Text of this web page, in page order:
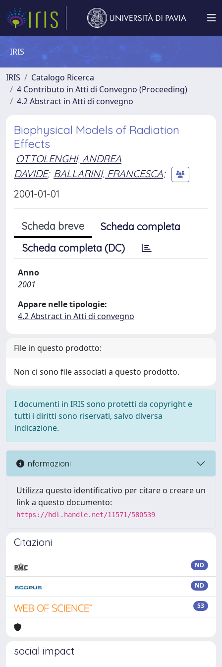
IRIS
IRIS
Catalogo Ricerca
4 Contributo in Atti di Convegno (Proceeding)
4.2 Abstract in Atti di convegno
Biophysical Models of Radiation
Effects
OTTOLENGHI, ANDREA
DAVIDE; BALLARINI, FRANCESCA;
2001-01-01
Scheda breve
Scheda completa
Scheda completa (DC)
Anno
2001
Appare nelle tipologie:
4.2 Abstract in Atti di convegno
File in questo prodotto:
Non ci sono file associati a questo prodotto.
I documenti in IRIS sono protetti da copyright e
tutti i diritti sono riservati, salvo diversa
indicazione.
Informazioni
Utilizza questo identificativo per citare o creare un
link a questo documento:
https://hdl.handle.net/11571/580539
Citazioni
ND
ND
53
social impact